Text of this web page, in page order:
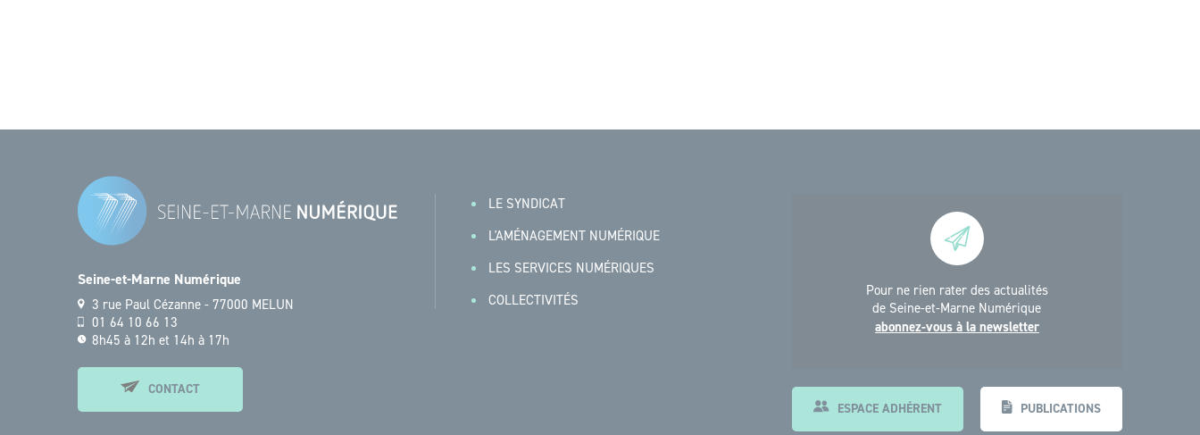
Seine-et-Marne Numérique
3 rue Paul Cézanne - 77000 MELUN
01 64 10 66 13
8h45 à 12h et 14h à 17h
CONTACT
LE SYNDICAT
L'AMÉNAGEMENT NUMÉRIQUE
LES SERVICES NUMÉRIQUES
COLLECTIVITÉS
Pour ne rien rater des actualités
de Seine-et-Marne Numérique
abonnez-vous à la newsletter
ESPACE ADHÉRENT PUBLICATIONS